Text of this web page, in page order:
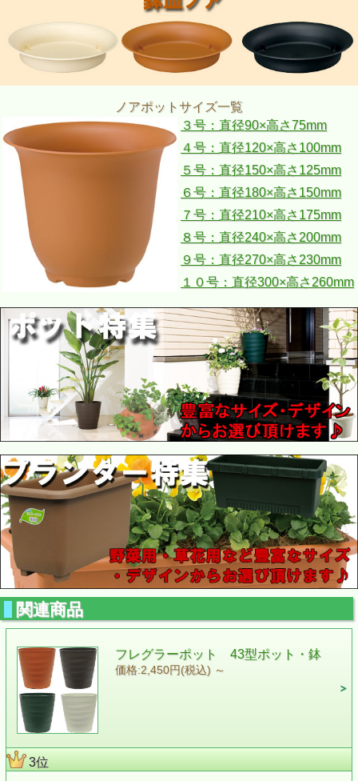
ノアポットサイズ一覧
３号：直径90×高さ75mm
４号：直径120×高さ100mm
５号：直径150×高さ125mm
６号：直径180×高さ150mm
７号：直径210×高さ175mm
８号：直径240×高さ200mm
９号：直径270×高さ230mm
１０号：直径300×高さ260mm
関連商品
フレグラーポット 43型ポット・鉢
価格:2,450円(税込) ～
3位